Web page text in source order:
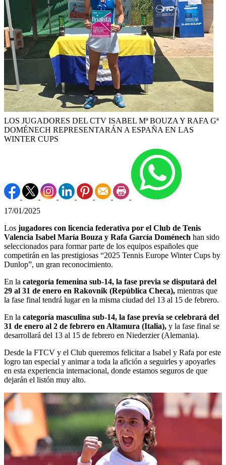
LOS JUGADORES DEL CTV ISABEL Mª BOUZA Y RAFA Gª
DOMÉNECH REPRESENTARÁN A ESPAÑA EN LAS
WINTER CUPS
17/01/2025
Los jugadores con licencia federativa por el Club de Tenis
Valencia Isabel María Bouza y Rafa García Doménech han sido
seleccionados para formar parte de los equipos españoles que
competirán en las prestigiosas “2025 Tennis Europe Winter Cups by
Dunlop”, un gran reconocimiento.
En la categoría femenina sub-14, la fase previa se disputará del
29 al 31 de enero en Rakovnik (República Checa), mientras que
la fase final tendrá lugar en la misma ciudad del 13 al 15 de febrero.
En la categoría masculina sub-14, la fase previa se celebrará del
31 de enero al 2 de febrero en Altamura (Italia), y la fase final se
desarrollará del 13 al 15 de febrero en Niederzier (Alemania).
Desde la FTCV y el Club queremos felicitar a Isabel y Rafa por este
logro tan especial y animar a toda la afición a seguirles y apoyarles
en esta experiencia internacional, donde estamos seguros de que
dejarán el listón muy alto.